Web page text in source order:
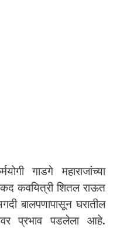
गाडगे महाराजांच्या
कवयित्री शितल राऊत
बालपणापासून घरातील
प्रभाव पडलेला आहे.